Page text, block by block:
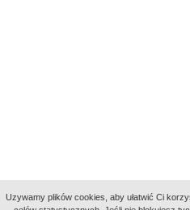
Uzywamy plików cookies, aby ułatwić Ci